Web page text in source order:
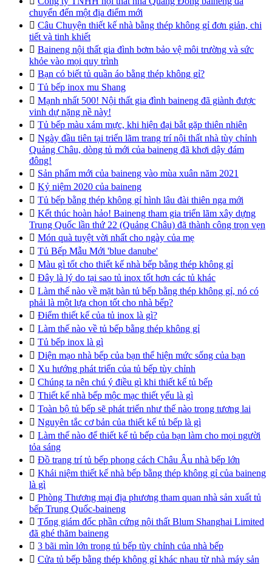
chuyển đến một địa điểm mới
 Câu Chuyện thiết kế nhà bằng thép không gỉ đơn giản, chi
tiết và tinh khiết
 Baineng nội thất gia đình bơm bảo vệ môi trường và sức
khỏe vào mọi quy trình
 Bạn có biết tủ quần áo bằng thép không gỉ?
 Tủ bếp inox mu Shang
 Mạnh nhất 500! Nội thất gia đình baineng đã giành được
vinh dự nặng nề này!
 Tủ bếp màu xám mực, khi hiện đại bắt gặp thiên nhiên
 Ngày đầu tiên tại triển lãm trang trí nội thất nhà tùy chỉnh
Quảng Châu, dòng tủ mới của baineng đã khơi dậy đám
đông!
 Sản phẩm mới của baineng vào mùa xuân năm 2021
 Kỷ niệm 2020 của baineng
 Tủ bếp bằng thép không gỉ hình lâu đài thiên nga mới
 Kết thúc hoàn hảo! Baineng tham gia triển lãm xây dựng
Trung Quốc lần thứ 22 (Quảng Châu) đã thành công trọn vẹn
 Món quà tuyệt vời nhất cho ngày của mẹ
 Tủ Bếp Mẫu Mới 'blue danube'
 Màu gì tốt cho thiết kế nhà bếp bằng thép không gỉ
 Đây là lý do tại sao tủ inox tốt hơn các tủ khác
 Làm thế nào về mặt bàn tủ bếp bằng thép không gỉ, nó có
phải là một lựa chọn tốt cho nhà bếp?
 Điểm thiết kế của tủ inox là gì?
 Làm thế nào về tủ bếp bằng thép không gỉ
 Tủ bếp inox là gì
 Diện mạo nhà bếp của bạn thể hiện mức sống của bạn
 Xu hướng phát triển của tủ bếp tùy chỉnh
 Chúng ta nên chú ý điều gì khi thiết kế tủ bếp
 Thiết kế nhà bếp mộc mạc thiết yếu là gì
 Toàn bộ tủ bếp sẽ phát triển như thế nào trong tương lai
 Nguyên tắc cơ bản của thiết kế tủ bếp là gì
 Làm thế nào để thiết kế tủ bếp của bạn làm cho mọi người
tỏa sáng
 Đồ trang trí tủ bếp phong cách Châu Âu nhà bếp lớn
 Khái niệm thiết kế nhà bếp bằng thép không gỉ của baineng
là gì
 Phòng Thương mại địa phương tham quan nhà sản xuất tủ
bếp Trung Quốc-baineng
 Tổng giám đốc phần cứng nội thất Blum Shanghai Limited
đã ghé thăm baineng
 3 bãi mìn lớn trong tủ bếp tùy chỉnh của nhà bếp
 Cửa tủ bếp bằng thép không gỉ khác nhau từ nhà máy sản